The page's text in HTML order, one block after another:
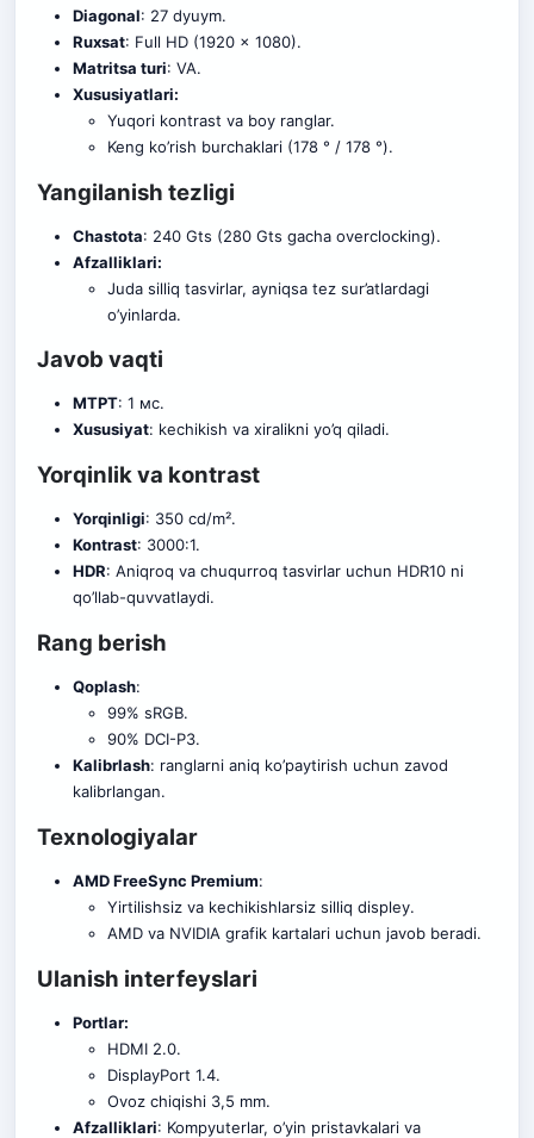
Diagonal: 27 dyuym.
Ruxsat: Full HD (1920 x 1080).
Matritsa turi: VA.
Xususiyatlari:
Yuqori kontrast va boy ranglar.
Keng ko’rish burchaklari (178 ° / 178 °).
Yangilanish tezligi
Chastota: 240 Gts (280 Gts gacha overclocking).
Afzalliklari:
Juda silliq tasvirlar, ayniqsa tez sur’atlardagi
o’yinlarda.
Javob vaqti
МТРТ: 1 мс.
Xususiyat: kechikish va xiralikni yo’q qiladi.
Yorqinlik va kontrast
Yorqinligi: 350 cd/m².
Kontrast: 3000:1.
HDR: Aniqroq va chuqurroq tasvirlar uchun HDR10 ni
qo’llab-quvvatlaydi.
Rang berish
Qoplash:
99% sRGB.
90% DCI-P3.
Kalibrlash: ranglarni aniq ko’paytirish uchun zavod
kalibrlangan.
Texnologiyalar
AMD FreeSync Premium:
Yirtilishsiz va kechikishlarsiz silliq displey.
AMD va NVIDIA grafik kartalari uchun javob beradi.
Ulanish interfeyslari
Portlar:
HDMI 2.0.
DisplayPort 1.4.
Ovoz chiqishi 3,5 mm.
Afzalliklari: Kompyuterlar, o’yin pristavkalari va